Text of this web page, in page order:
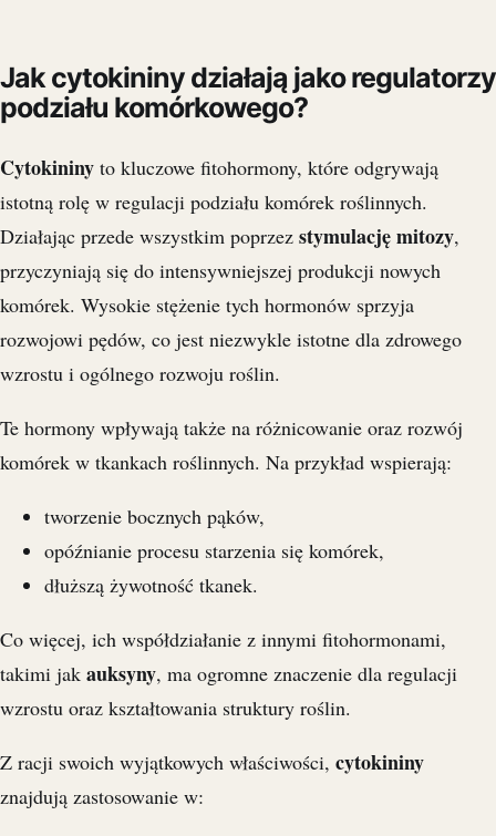
Jak cytokininy działają jako regulatorzy
podziału komórkowego?
Cytokininy to kluczowe fitohormony, które odgrywają
istotną rolę w regulacji podziału komórek roślinnych.
Działając przede wszystkim poprzez stymulację mitozy,
przyczyniają się do intensywniejszej produkcji nowych
komórek. Wysokie stężenie tych hormonów sprzyja
rozwojowi pędów, co jest niezwykle istotne dla zdrowego
wzrostu i ogólnego rozwoju roślin.
Te hormony wpływają także na różnicowanie oraz rozwój
komórek w tkankach roślinnych. Na przykład wspierają:
tworzenie bocznych pąków,
opóźnianie procesu starzenia się komórek,
dłuższą żywotność tkanek.
Co więcej, ich współdziałanie z innymi fitohormonami,
takimi jak auksyny, ma ogromne znaczenie dla regulacji
wzrostu oraz kształtowania struktury roślin.
Z racji swoich wyjątkowych właściwości, cytokininy
znajdują zastosowanie w: